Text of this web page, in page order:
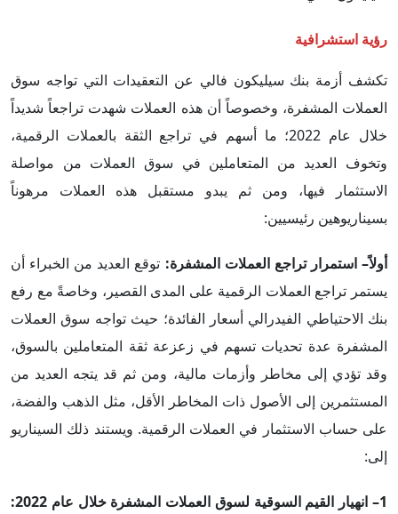
رؤية استشرافية
تكشف أزمة بنك سيليكون فالي عن التعقيدات التي تواجه سوق
العملات المشفرة، وخصوصاً أن هذه العملات شهدت تراجعاً شديداً
خلال عام 2022؛ ما أسهم في تراجع الثقة بالعملات الرقمية،
وتخوف العديد من المتعاملين في سوق العملات من مواصلة
الاستثمار فيها، ومن ثم يبدو مستقبل هذه العملات مرهوناً
بسيناريوهين رئيسيين:
أولاً– استمرار تراجع العملات المشفرة: توقع العديد من الخبراء أن
يستمر تراجع العملات الرقمية على المدى القصير، وخاصةً مع رفع
بنك الاحتياطي الفيدرالي أسعار الفائدة؛ حيث تواجه سوق العملات
المشفرة عدة تحديات تسهم في زعزعة ثقة المتعاملين بالسوق،
وقد تؤدي إلى مخاطر وأزمات مالية، ومن ثم قد يتجه العديد من
المستثمرين إلى الأصول ذات المخاطر الأقل، مثل الذهب والفضة،
على حساب الاستثمار في العملات الرقمية. ويستند ذلك السيناريو
إلى:
1–
انهيار القيم السوقية لسوق العملات المشفرة خلال عام 2022: